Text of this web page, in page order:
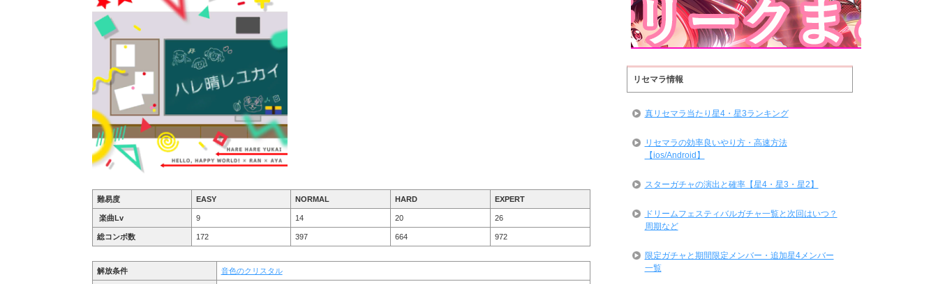
難易度 EASY NORMAL HARD EXPERT
楽曲Lv 9 14 20 26
総コンボ数 172 397 664 972
解放条件
音色のクリスタル
リセマラ情報
真リセマラ当たり星4・星3ランキング
リセマラの効率良いやり方・高速方法
【ios/Android】
スターガチャの演出と確率【星4・星3・星2】
ドリームフェスティバルガチャ一覧と次回はいつ？
周期など
限定ガチャと期間限定メンバー・追加星4メンバー
一覧